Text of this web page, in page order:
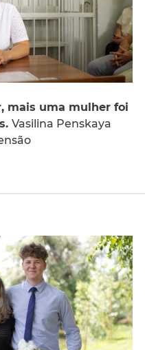
mais uma mulher foi
Vasilina Penskaya